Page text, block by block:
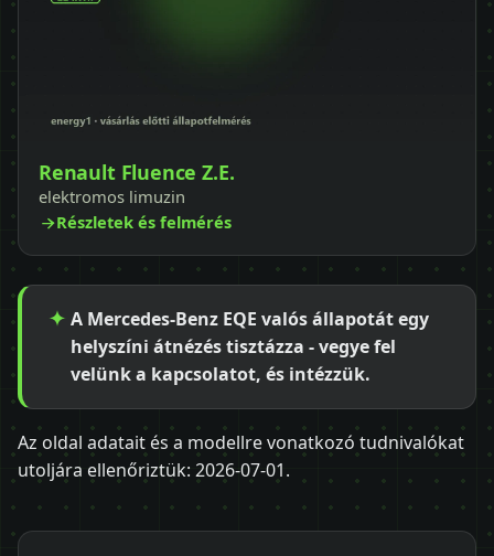
Renault Fluence Z.E.
elektromos limuzin
Részletek és felmérés
A Mercedes-Benz EQE valós állapotát egy
helyszíni átnézés tisztázza - vegye fel
velünk a kapcsolatot, és intézzük.
Az oldal adatait és a modellre vonatkozó tudnivalókat
utoljára ellenőriztük: 2026-07-01.